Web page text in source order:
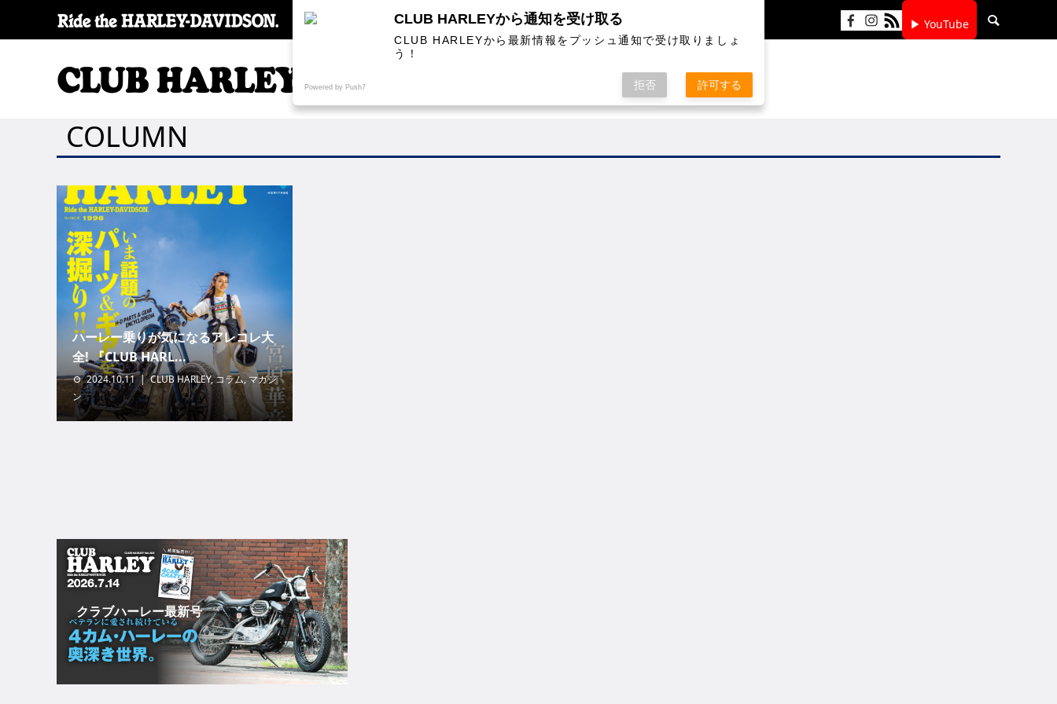
▶ YouTube
SPECIALCOLUMN
COLUMN
ハーレー乗りが気になるアレコレ大
全! 『CLUB HARL...
2024.10.11 CLUB HARLEY,コラム,マガジ
ン
クラブハーレー最新号
CLUB HARLEYから通知を受け取る
CLUB HARLEYから最新情報をプッシュ通知で受け取りましょ
う！
Powered by Push7 拒否 許可する